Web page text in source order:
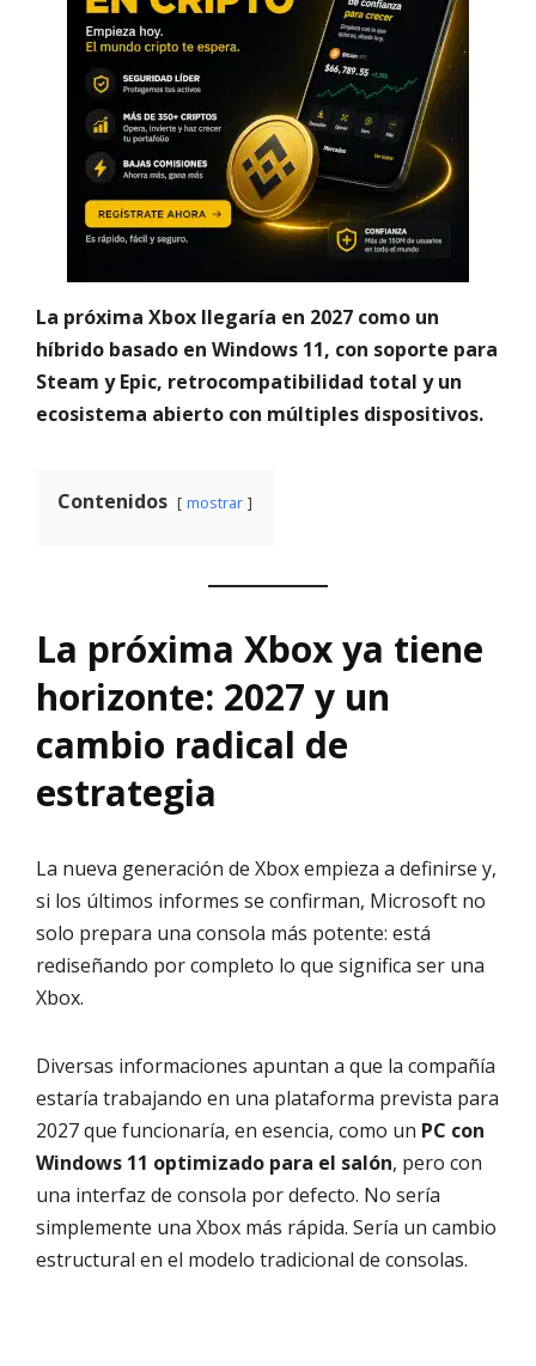
La próxima Xbox llegaría en 2027 como un
híbrido basado en Windows 11, con soporte para
Steam y Epic, retrocompatibilidad total y un
ecosistema abierto con múltiples dispositivos.
Contenidos mostrar
La próxima Xbox ya tiene
horizonte: 2027 y un
cambio radical de
estrategia
La nueva generación de Xbox empieza a definirse y,
si los últimos informes se confirman, Microsoft no
solo prepara una consola más potente: está
rediseñando por completo lo que significa ser una
Xbox.
Diversas informaciones apuntan a que la compañía
estaría trabajando en una plataforma prevista para
2027 que funcionaría, en esencia, como un PC con
Windows 11 optimizado para el salón, pero con
una interfaz de consola por defecto. No sería
simplemente una Xbox más rápida. Sería un cambio
estructural en el modelo tradicional de consolas.